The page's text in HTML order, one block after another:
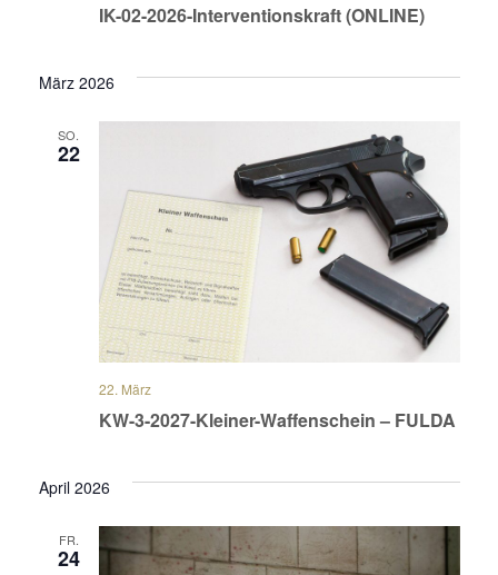
IK-02-2026-Interventionskraft (ONLINE)
März 2026
SO.
22
KW-3-2027-Kleiner-Waffenschein – FULDA
22. März
April 2026
FR.
24